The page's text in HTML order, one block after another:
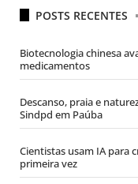
POSTS RECENTES
Biotecnologia chinesa
medicamentos
Descanso, praia e
Sindpd em Paúba
Cientistas usam IA para
primeira vez